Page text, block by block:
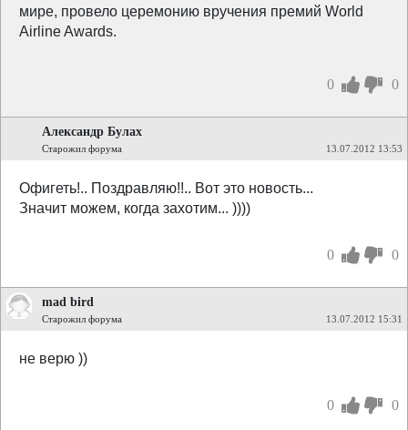
мире, провело церемонию вручения премий World
Airline Awards.
0 0
Александр Булах
Старожил форума 13.07.2012 13:53
Офигеть!.. Поздравляю!!.. Вот это новость...
Значит можем, когда захотим... ))))
0 0
mad bird
Старожил форума 13.07.2012 15:31
не верю ))
0 0